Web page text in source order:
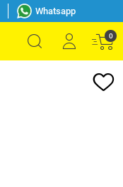
Whatsapp
0